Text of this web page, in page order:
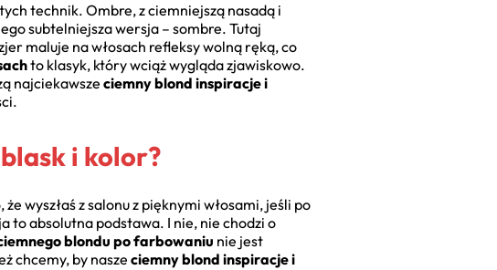
technik. Ombre, z ciemniejszą nasadą i
subtelniejsza wersja – sombre. Tutaj
maluje na włosach refleksy wolną ręką, co
to klasyk, który wciąż wygląda zjawiskowo.
najciekawszeciemny blond inspiracje i
i kolor?
wyszłaś z salonu z pięknymi włosami, jeśli po
to absolutna podstawa. I nie, nie chodzi o
blondu po farbowaniu nie jest
chcemy, by nasze ciemny blond inspiracje i